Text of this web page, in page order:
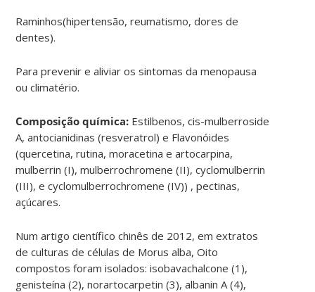
Raminhos(hipertensão, reumatismo, dores de
dentes).
Para prevenir e aliviar os sintomas da menopausa
ou climatério.
Composição química: Estilbenos, cis-mulberroside
A, antocianidinas (resveratrol) e Flavonóides
(quercetina, rutina, moracetina e artocarpina,
mulberrin (I), mulberrochromene (II), cyclomulberrin
(III), e cyclomulberrochromene (IV)) , pectinas,
açúcares.
Num artigo científico chinês de 2012, em extratos
de culturas de células de Morus alba, Oito
compostos foram isolados: isobavachalcone (1),
genisteína (2), norartocarpetin (3), albanin A (4),